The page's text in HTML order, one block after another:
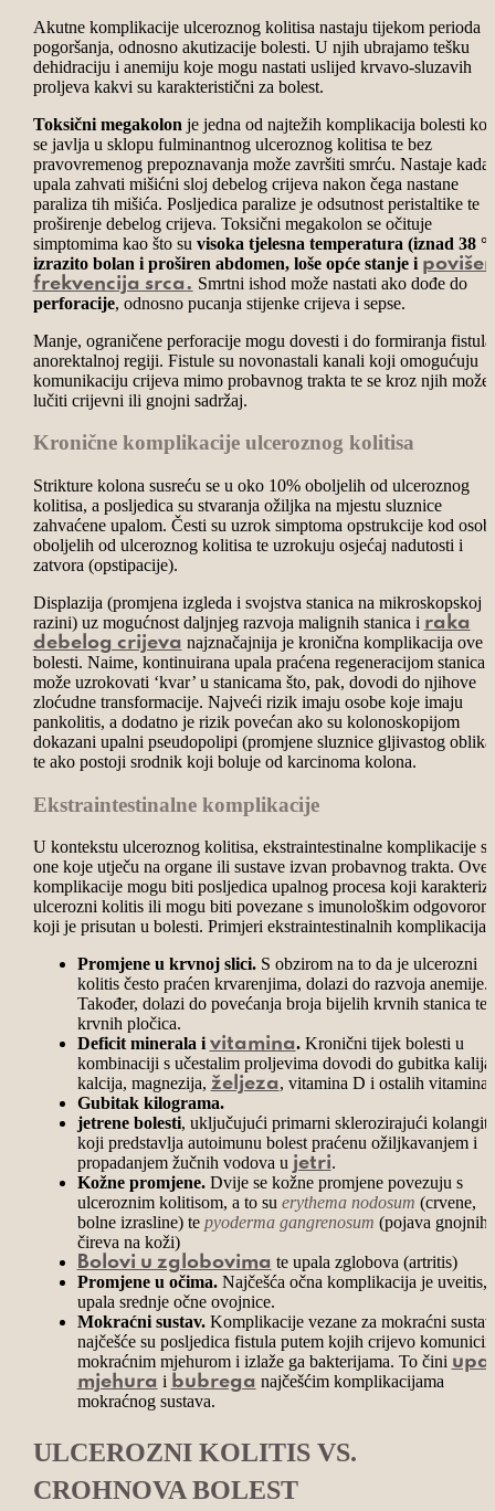
Akutne komplikacije ulceroznog kolitisa nastaju tijekom perioda
pogoršanja, odnosno akutizacije bolesti. U njih ubrajamo tešku
dehidraciju i anemiju koje mogu nastati uslijed krvavo-sluzavih
proljeva kakvi su karakteristični za bolest.
Toksični megakolon je jedna od najtežih komplikacija bolesti
se javlja u sklopu fulminantnog ulceroznog kolitisa te bez
pravovremenog prepoznavanja može završiti smrću. Nastaje kada
upala zahvati mišićni sloj debelog crijeva nakon čega nastane
paraliza tih mišića. Posljedica paralize je odsutnost peristaltike te
proširenje debelog crijeva. Toksični megakolon se očituje
simptomima kao što su visoka tjelesna temperatura (iznad 38
izrazito bolan i proširen abdomen, loše opće stanje i
frekvencija srca. Smrtni ishod može nastati ako dođe do
perforacije, odnosno pucanja stijenke crijeva i sepse.
Manje, ograničene perforacije mogu dovesti i do formiranja
anorektalnoj regiji. Fistule su novonastali kanali koji omogućuju
komunikaciju crijeva mimo probavnog trakta te se kroz njih može
lučiti crijevni ili gnojni sadržaj.
Kronične komplikacije ulceroznog kolitisa
Strikture kolona susreću se u oko 10% oboljelih od ulceroznog
kolitisa, a posljedica su stvaranja ožiljka na mjestu sluznice
zahvaćene upalom. Česti su uzrok simptoma opstrukcije kod
oboljelih od ulceroznog kolitisa te uzrokuju osjećaj nadutosti i
zatvora (opstipacije).
Displazija (promjena izgleda i svojstva stanica na mikroskopskoj
razini) uz mogućnost daljnjeg razvoja malignih stanica i raka
debelog crijeva najznačajnija je kronična komplikacija ove
bolesti. Naime, kontinuirana upala praćena regeneracijom stanica
može uzrokovati ‘kvar’ u stanicama što, pak, dovodi do njihove
zloćudne transformacije. Najveći rizik imaju osobe koje imaju
pankolitis, a dodatno je rizik povećan ako su kolonoskopijom
dokazani upalni pseudopolipi (promjene sluznice gljivastog
te ako postoji srodnik koji boluje od karcinoma kolona.
Ekstraintestinalne komplikacije
U kontekstu ulceroznog kolitisa, ekstraintestinalne komplikacije su
one koje utječu na organe ili sustave izvan probavnog trakta. Ove
komplikacije mogu biti posljedica upalnog procesa koji
ulcerozni kolitis ili mogu biti povezane s imunološkim odgovorom
koji je prisutan u bolesti. Primjeri ekstraintestinalnih komplikacija
Promjene u krvnoj slici.S obzirom na to da je ulcerozni
kolitis često praćen krvarenjima, dolazi do razvoja anemije.
Također, dolazi do povećanja broja bijelih krvnih stanica te
krvnih pločica.
Deficit minerala ivitamina. Kronični tijek bolesti u
kombinaciji s učestalim proljevima dovodi do gubitka kalija,
kalcija, magnezija, željeza, vitamina D i ostalih vitamina.
Gubitak kilograma.
jetrene bolesti, uključujući primarni sklerozirajući
koji predstavlja autoimunu bolest praćenu ožiljkavanjem i
propadanjem žučnih vodova u jetri.
Kožne promjene.Dvije se kožne promjene povezuju s
ulceroznim kolitisom, a to su erythema nodosum (crvene,
bolne izrasline) te pyoderma gangrenosum (pojava gnojnih
čireva na koži)
Bolovi u zglobovima te upala zglobova (artritis)
Promjene u očima.Najčešća očna komplikacija je uveitis,
upala srednje očne ovojnice.
Mokraćni sustav.Komplikacije vezane za mokraćni sustav
najčešće su posljedica fistula putem kojih crijevo
mokraćnim mjehurom i izlaže ga bakterijama. To čini
mjehura i bubrega najčešćim komplikacijama
mokraćnog sustava.
ULCEROZNI KOLITIS VS.
CROHNOVA BOLEST